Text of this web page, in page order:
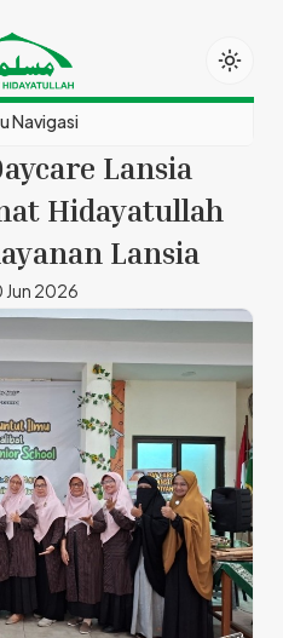
light_mode
Navigasi
Lansia
Hidayatullah
Lansia
Jun 2026